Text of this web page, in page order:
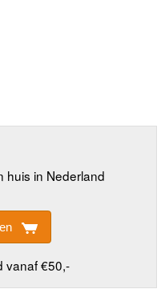
huis in Nederland
vanaf €50,-